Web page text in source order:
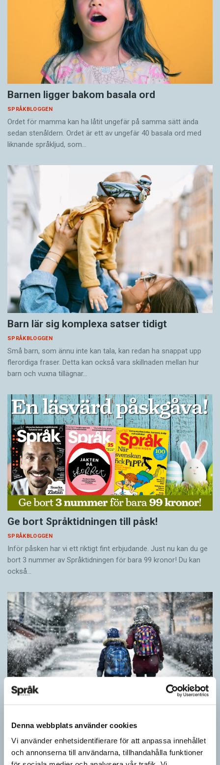
Denna webbplats använder cookies
Vi använder enhetsidentifierare för att anpassa innehållet
och annonserna till användarna, tillhandahålla funktioner
Barnen ligger bakom basala ord
SPRÅKBLOGGEN
Ordet för mamma kan ha låtit ungefär på samma sätt ända
sedan stenåldern. Ordet är ett av ungefär 40 basala ord med
liknande språkljud, som…
Barn lär sig komplexa satser tidigt
SPRÅKBLOGGEN
Små barn, som ännu inte kan tala, kan redan ha snappat upp
flerordiga fraser. Detta kan också vara skillnaden mellan hur
barn och vuxna tillägnar…
Ge bort Språktidningen till påsk!
SPRÅKBLOGGEN
Inför påsken har vi ett riktigt fint erbjudande. Just nu kan du ge
bort 3 nummer av Språktidningen för bara 99 kronor! Du kan
också…
Särskolan byter namn
SPRÅKBLOGGEN